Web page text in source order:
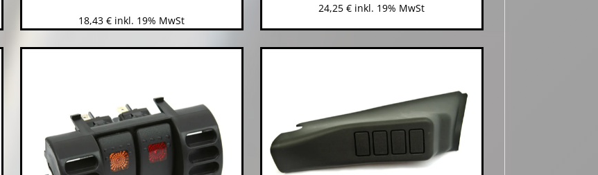
18,43€ inkl. 19% MwSt
24,25€ inkl. 19% MwSt